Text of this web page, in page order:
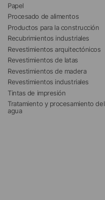
Papel
Procesado de alimentos
Productos para la construcción
Recubrimientos industriales
Revestimientos arquitectónicos
Revestimientos de latas
Revestimientos de madera
Revestimientos industriales
Tintas de impresión
Tratamiento y procesamiento del
agua